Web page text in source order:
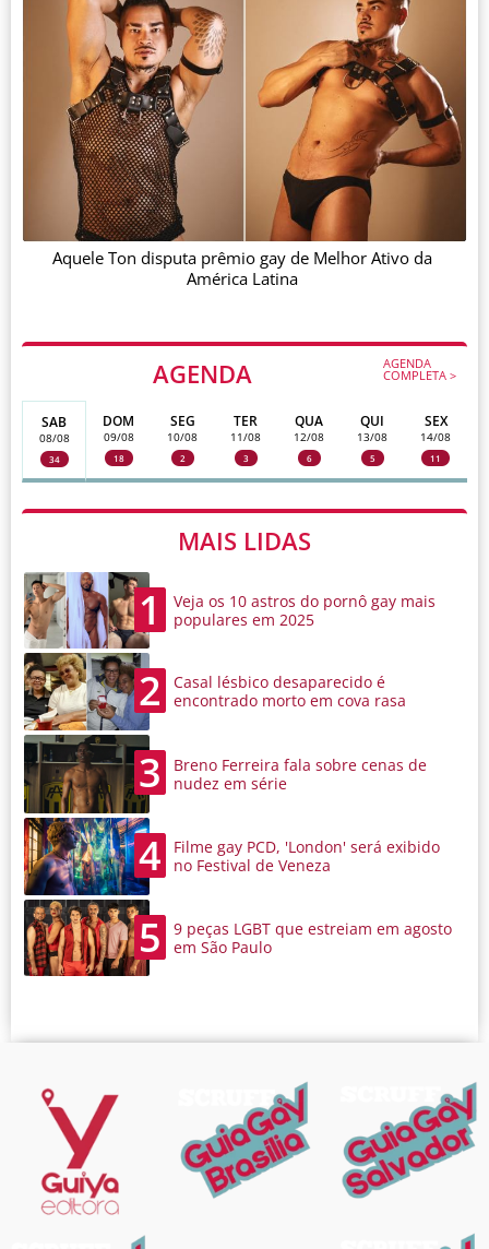
AGENDA AGENDA
COMPLETA >
SAB
08/08
34
DOM
09/08
18
SEG
10/08
2
TER
11/08
3
QUA
12/08
6
QUI
13/08
5
SEX
14/08
11
MAIS LIDAS
1
Veja os 10 astros do pornô gay mais
populares em 2025
2
Casal lésbico desaparecido é
encontrado morto em cova rasa
3
Breno Ferreira fala sobre cenas de
nudez em série
4
Filme gay PCD, 'London' será exibido
no Festival de Veneza
5
9 peças LGBT que estreiam em agosto
em São Paulo
Aquele Ton disputa prêmio gay de Melhor Ativo da
América Latina